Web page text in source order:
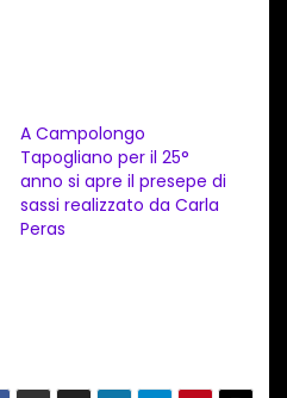
A Campolongo
Tapogliano per il 25°
anno si apre il presepe di
sassi realizzato da Carla
Peras